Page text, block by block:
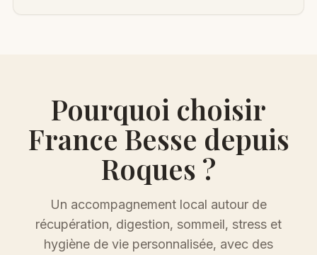
Pourquoi choisir
France Besse depuis
Roques ?
Un accompagnement local autour de
récupération, digestion, sommeil, stress et
hygiène de vie personnalisée, avec des